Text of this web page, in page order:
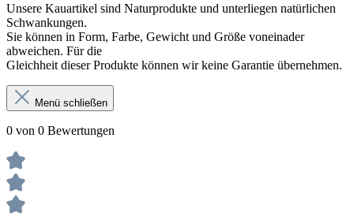
Unsere Kauartikel sind Naturprodukte und unterliegen natürlichen
Schwankungen.
Sie können in Form, Farbe, Gewicht und Größe voneinader
abweichen. Für die
Gleichheit dieser Produkte können wir keine Garantie übernehmen.
Menü schließen
0 von 0 Bewertungen